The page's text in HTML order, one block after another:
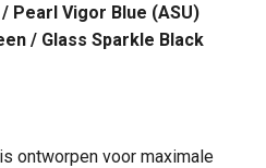
Pearl Vigor Blue (ASU)
/ Glass Sparkle Black
ontworpen voor maximale